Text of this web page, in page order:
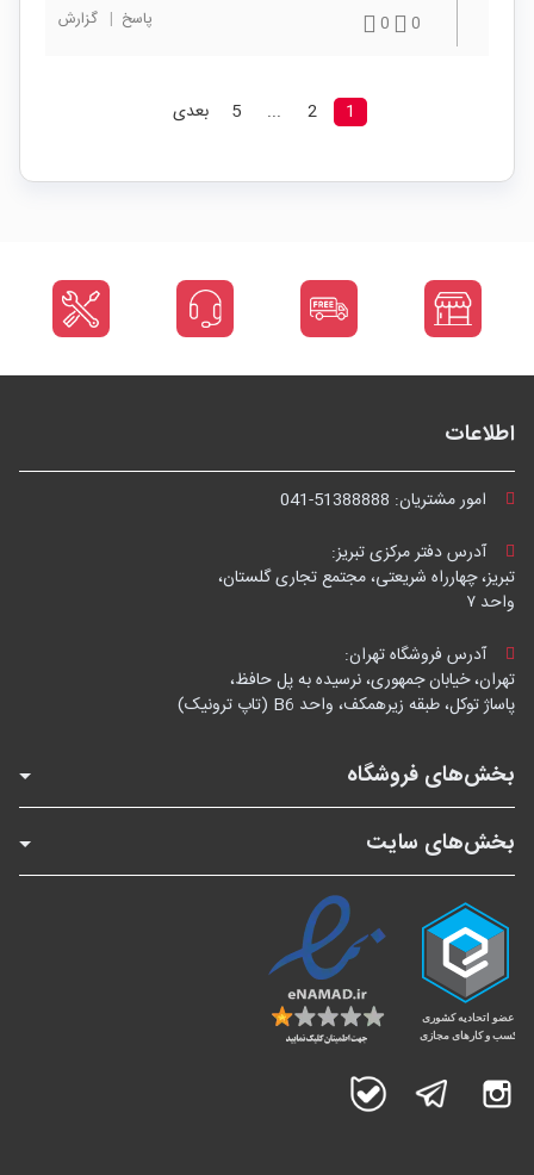
0
0 پاسخ | گزارش
1
2
...
5 بعدی
اطلاعات
امور مشتریان: 041-51388888
آدرس دفتر مرکزی تبریز:
تبریز، چهارراه شریعتی، مجتمع تجاری گلستان،
واحد ۷
آدرس فروشگاه تهران:
تهران، خیابان جمهوری، نرسیده به پل حافظ،
پاساژ توکل، طبقه زیرهمکف، واحد B6 (تاپ ترونیک)
بخش‌های فروشگاه
بخش‌های سایت
اینستاگرام تلگرام